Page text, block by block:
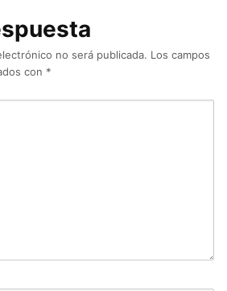
no será publicada. Los campos
con *